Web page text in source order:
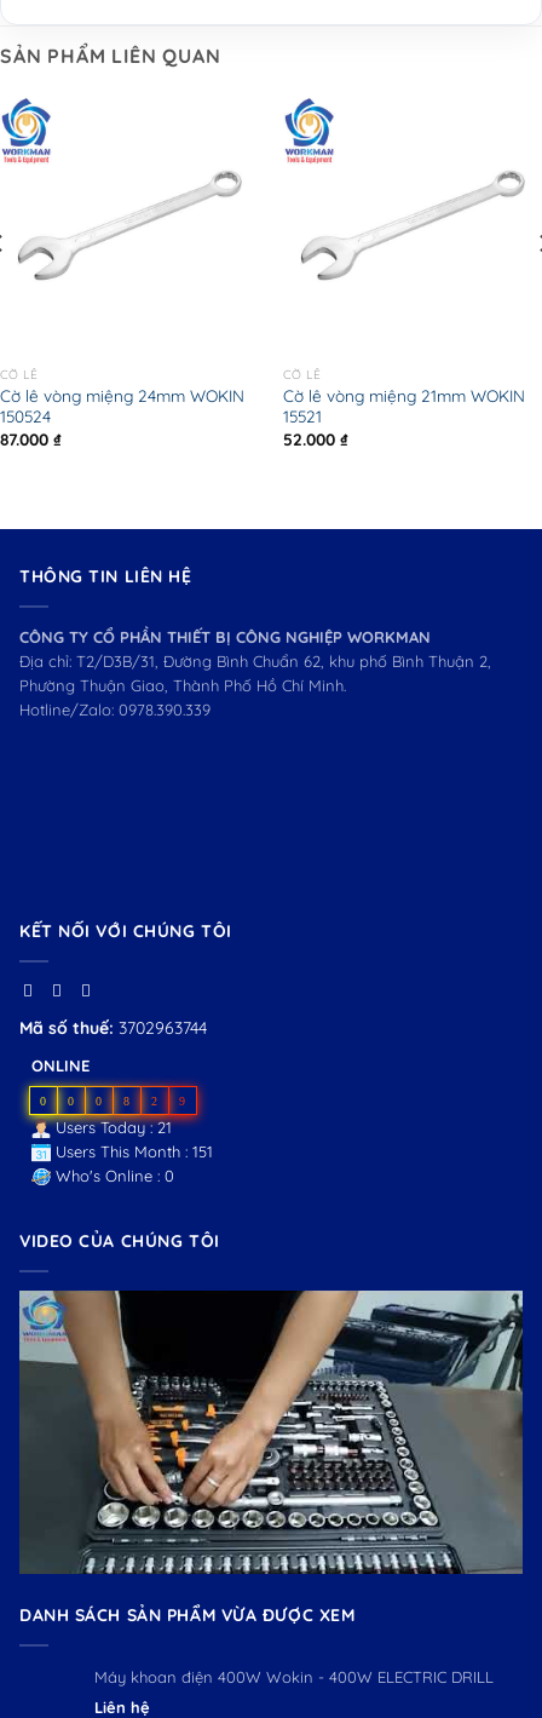
SẢN PHẨM LIÊN QUAN
CỜ LÊ
Cờ lê vòng miệng 24mm WOKIN
150524
87.000 ₫
CỜ LÊ
Cờ lê vòng miệng 21mm WOKIN
15521
52.000 ₫
THÔNG TIN LIÊN HỆ
CÔNG TY CỔ PHẦN THIẾT BỊ CÔNG NGHIỆP WORKMAN
Địa chỉ: T2/D3B/31, Đường Bình Chuẩn 62, khu phố Bình Thuận 2,
Phường Thuận Giao, Thành Phố Hồ Chí Minh.
Hotline/Zalo: 0978.390.339
KẾT NỐI VỚI CHÚNG TÔI
Mã số thuế: 3702963744
ONLINE
0 0 0 8 2 9
Users Today : 21
Users This Month : 151
Who's Online : 0
VIDEO CỦA CHÚNG TÔI
DANH SÁCH SẢN PHẨM VỪA ĐƯỢC XEM
Máy khoan điện 400W Wokin - 400W ELECTRIC DRILL
Liên hệ